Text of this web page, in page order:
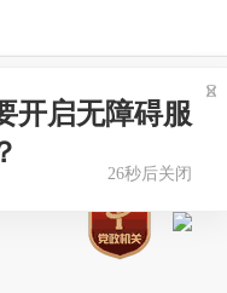
开启无障碍服
26秒后关闭
